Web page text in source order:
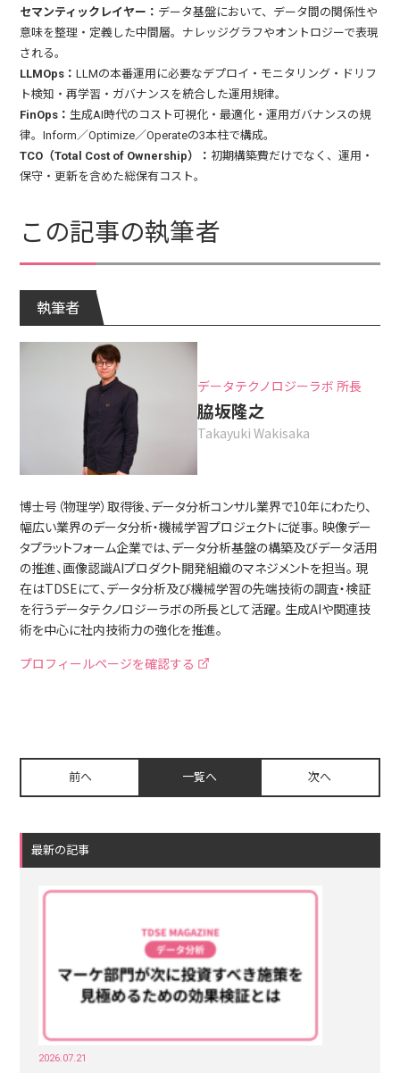
セマンティックレイヤー： データ基盤において、データ間の関係性や
意味を整理・定義した中間層。ナレッジグラフやオントロジーで表現
される。
LLMOps：LLMの本番運用に必要なデプロイ・モニタリング・ドリフ
ト検知・再学習・ガバナンスを統合した運用規律。
FinOps：生成AI時代のコスト可視化・最適化・運用ガバナンスの規
律。Inform／Optimize／Operateの3本柱で構成。
TCO（Total Cost of Ownership）： 初期構築費だけでなく、運用・
保守・更新を含めた総保有コスト。
この記事の執筆者
執筆者
データテクノロジーラボ 所長
脇坂隆之
Takayuki Wakisaka
博士号（物理学）取得後、データ分析コンサル業界で10年にわたり、
幅広い業界のデータ分析・機械学習プロジェクトに従事。 映像デー
タプラットフォーム企業では、データ分析基盤の構築及びデータ活用
の推進、画像認識AIプロダクト開発組織のマネジメントを担当。 現
在はTDSEにて、データ分析及び機械学習の先端技術の調査・検証
を行うデータテクノロジーラボの所長として活躍。 生成AIや関連技
術を中心に社内技術力の強化を推進。
プロフィールページを確認する
前へ 一覧へ 次へ
最新の記事
2026.07.21